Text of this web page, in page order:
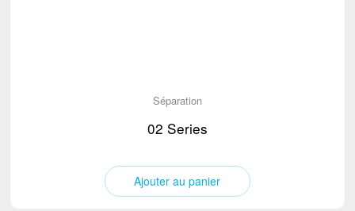
Séparation
02 Series
Ajouter au panier